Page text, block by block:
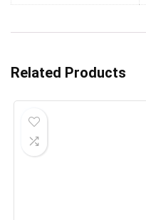
Related Products